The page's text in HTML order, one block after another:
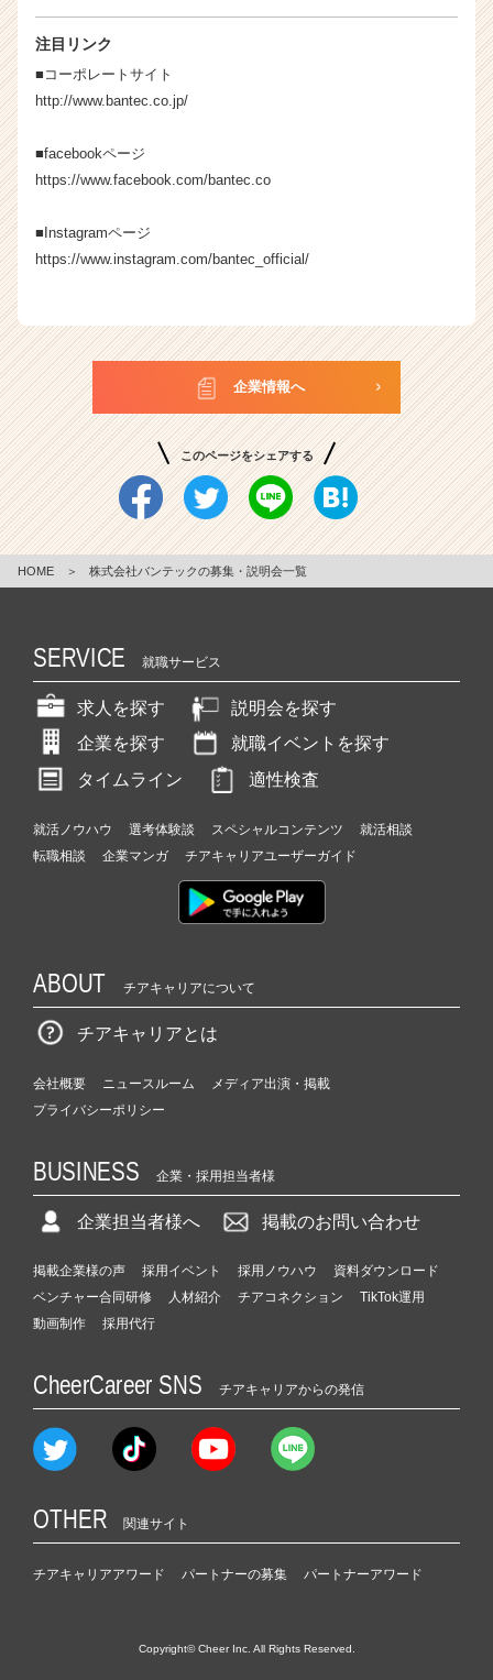
e
注目リンク
■コーポレートサイト
http://www.bantec.co.jp/
■facebookページ
https://www.facebook.com/bantec.co
■Instagramページ
https://www.instagram.com/bantec_official/
企業情報へ
このページをシェアする
HOME ＞ 株式会社バンテックの募集・説明会一覧
SERVICE 就職サービス
求人を探す
説明会を探す
企業を探す
就職イベントを探す
タイムライン
適性検査
就活ノウハウ 選考体験談 スペシャルコンテンツ
就活相談
転職相談
企業マンガ チアキャリアユーザーガイド
ABOUT チアキャリアについて
チアキャリアとは
会社概要 ニュースルーム
メディア出演・掲載
プライバシーポリシー
BUSINESS 企業・採用担当者様
企業担当者様へ 掲載のお問い合わせ
掲載企業様の声 採用イベント 採用ノウハウ
資料ダウンロード
ベンチャー合同研修
人材紹介 チアコネクション
TikTok運用
動画制作
採用代行
CheerCareer SNS チアキャリアからの発信
OTHER 関連サイト
チアキャリアアワード パートナーの募集 パートナーアワード
Copyright© Cheer Inc. All Rights Reserved.